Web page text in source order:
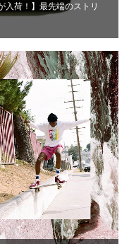
入荷！】最先端のストリ